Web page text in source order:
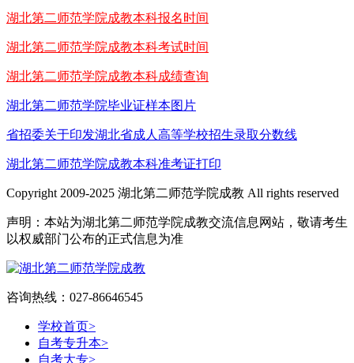
湖北第二师范学院成教本科报名时间
湖北第二师范学院成教本科考试时间
湖北第二师范学院成教本科成绩查询
湖北第二师范学院毕业证样本图片
省招委关于印发湖北省成人高等学校招生录取分数线
湖北第二师范学院成教本科准考证打印
Copyright 2009-2025 湖北第二师范学院成教 All rights reserved
声明：本站为湖北第二师范学院成教交流信息网站，敬请考生
以权威部门公布的正式信息为准
咨询热线：027-86646545
学校首页>
自考专升本>
自考大专>